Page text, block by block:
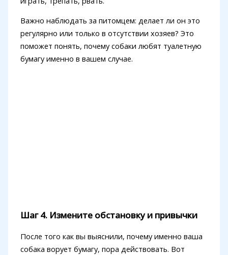
Важно наблюдать за питомцем: делает ли он это
регулярно или только в отсутствии хозяев? Это
поможет понять, почему собаки любят туалетную
бумагу именно в вашем случае.
Шаг 4. Измените обстановку и привычки
После того как вы выяснили, почему именно ваша
собака ворует бумагу, пора действовать. Вот